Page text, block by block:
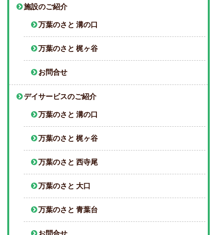
施設のご紹介
万葉のさと 溝の口
万葉のさと 梶ヶ谷
お問合せ
デイサービスのご紹介
万葉のさと 溝の口
万葉のさと 梶ヶ谷
万葉のさと 西寺尾
万葉のさと 大口
万葉のさと 青葉台
お問合せ